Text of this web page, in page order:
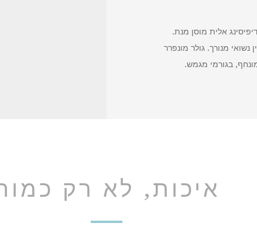
אלית מוסן מנת.
מנורך. גולר מונפרר
בגורמי מגמש.
איכות, לא רק